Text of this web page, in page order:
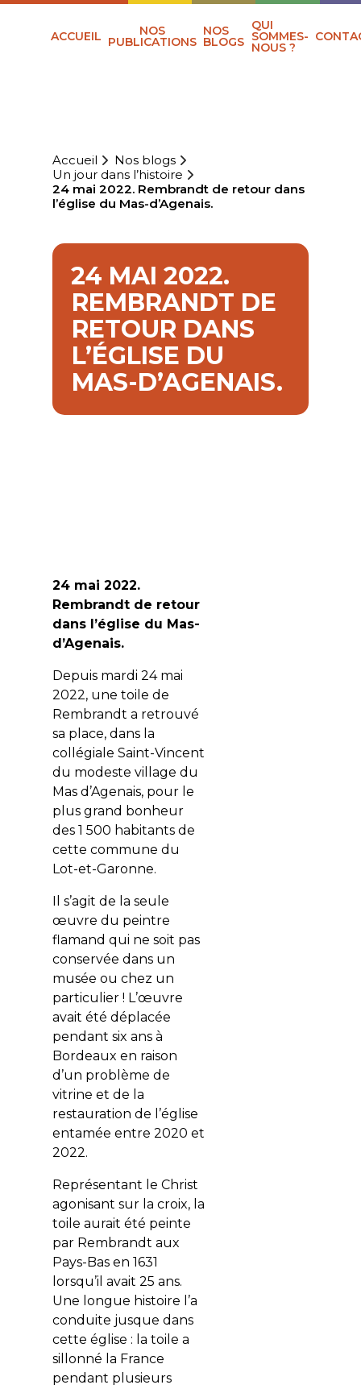
ACCUEIL NOS
PUBLICATIONS
NOS
BLOGS
QUI
SOMMES-
NOUS ?
Accueil
Nos blogs
Un jour dans l’histoire
24 mai 2022. Rembrandt de retour dans
l’église du Mas-d’Agenais.
24 MAI 2022.
REMBRANDT DE
RETOUR DANS
L’ÉGLISE DU
MAS-D’AGENAIS.
24 mai 2022.
Rembrandt de retour
dans l’église du Mas-
d’Agenais.
Depuis mardi 24 mai
2022, une toile de
Rembrandt a retrouvé
sa place, dans la
collégiale Saint-Vincent
du modeste village du
Mas d’Agenais, pour le
plus grand bonheur
des 1 500 habitants de
cette commune du
Lot-et-Garonne.
Il s’agit de la seule
œuvre du peintre
flamand qui ne soit pas
conservée dans un
musée ou chez un
particulier ! L’œuvre
avait été déplacée
pendant six ans à
Bordeaux en raison
d’un problème de
vitrine et de la
restauration de l’église
entamée entre 2020 et
2022.
Représentant le Christ
agonisant sur la croix, la
toile aurait été peinte
par Rembrandt aux
Pays-Bas en 1631
lorsqu’il avait 25 ans.
Une longue histoire l’a
conduite jusque dans
cette église : la toile a
sillonné la France
pendant plusieurs